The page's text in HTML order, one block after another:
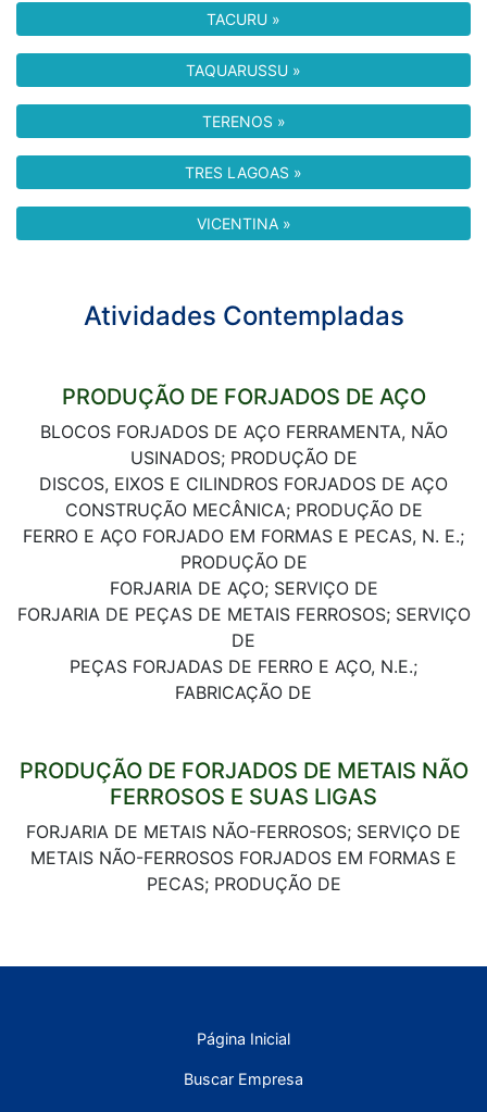
TACURU »
TAQUARUSSU »
TERENOS »
TRES LAGOAS »
VICENTINA »
Atividades Contempladas
PRODUÇÃO DE FORJADOS DE AÇO
BLOCOS FORJADOS DE AÇO FERRAMENTA, NÃO
USINADOS; PRODUÇÃO DE
DISCOS, EIXOS E CILINDROS FORJADOS DE AÇO
CONSTRUÇÃO MECÂNICA; PRODUÇÃO DE
FERRO E AÇO FORJADO EM FORMAS E PECAS, N. E.;
PRODUÇÃO DE
FORJARIA DE AÇO; SERVIÇO DE
FORJARIA DE PEÇAS DE METAIS FERROSOS; SERVIÇO
DE
PEÇAS FORJADAS DE FERRO E AÇO, N.E.;
FABRICAÇÃO DE
PRODUÇÃO DE FORJADOS DE METAIS NÃO
FERROSOS E SUAS LIGAS
FORJARIA DE METAIS NÃO-FERROSOS; SERVIÇO DE
METAIS NÃO-FERROSOS FORJADOS EM FORMAS E
PECAS; PRODUÇÃO DE
Página Inicial
Buscar Empresa